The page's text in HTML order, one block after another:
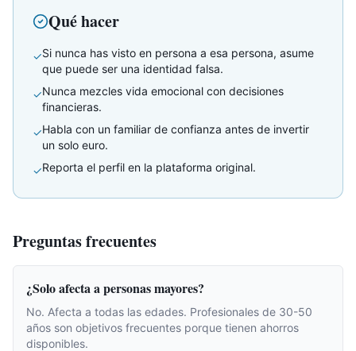
Qué hacer
✓Si nunca has visto en persona a esa persona, asume
que puede ser una identidad falsa.
✓Nunca mezcles vida emocional con decisiones
financieras.
✓Habla con un familiar de confianza antes de invertir
un solo euro.
✓Reporta el perfil en la plataforma original.
Preguntas frecuentes
¿Solo afecta a personas mayores?
No. Afecta a todas las edades. Profesionales de 30-50
años son objetivos frecuentes porque tienen ahorros
disponibles.